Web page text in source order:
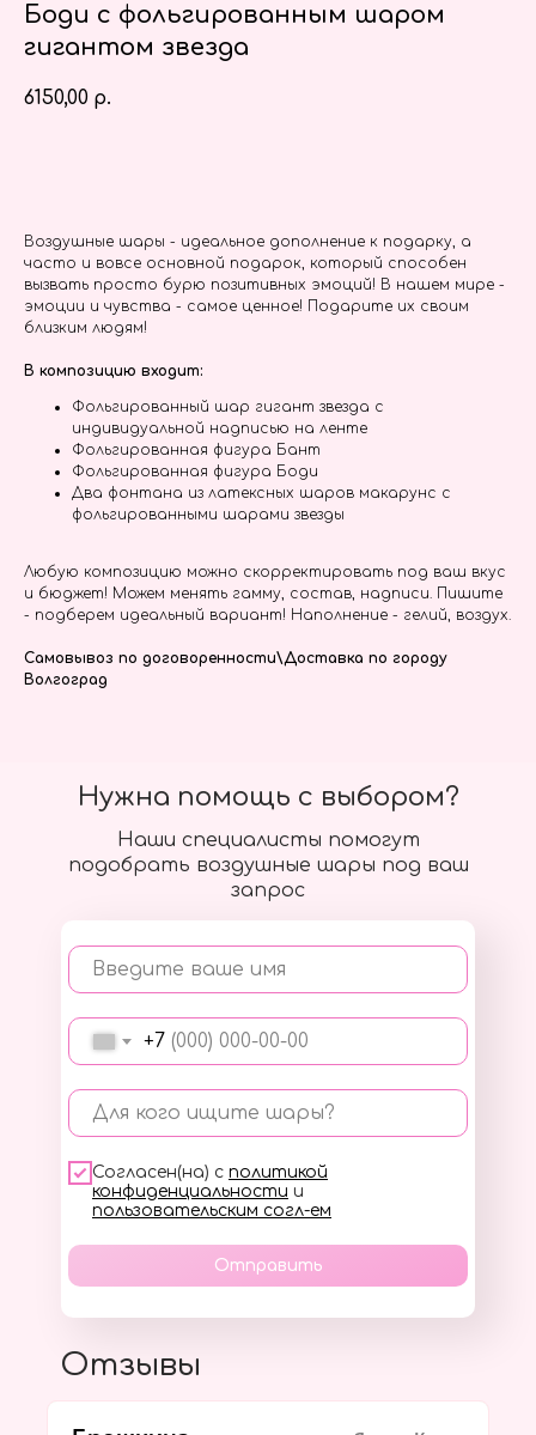
Боди с фольгированным шаром
гигантом звезда
6150,00 р.
Воздушные шары - идеальное дополнение к подарку, а
часто и вовсе основной подарок, который способен
вызвать просто бурю позитивных эмоций! В нашем мире -
эмоции и чувства - самое ценное! Подарите их своим
близким людям!
В композицию входит:
Фольгированный шар гигант звезда с
индивидуальной надписью на ленте
Фольгированная фигура Бант
Фольгированная фигура Боди
Два фонтана из латексных шаров макарунс с
фольгированными шарами звезды
Любую композицию можно скорректировать под ваш вкус
и бюджет! Можем менять гамму, состав, надписи. Пишите
- подберем идеальный вариант! Наполнение - гелий, воздух.
Самовывоз по договоренности\Доставка по городу
Волгоград
Наши специалисты помогут
подобрать воздушные шары под ваш
запрос
Введите ваше имя
+7
Для кого ищите шары?
Согласен(на) с политикой
конфиденциальности и
пользовательским согл-ем
Отправить
Нужна помощь с выбором?
Отзывы